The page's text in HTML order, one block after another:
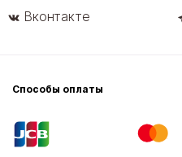
Вконтакте
Способы оплаты